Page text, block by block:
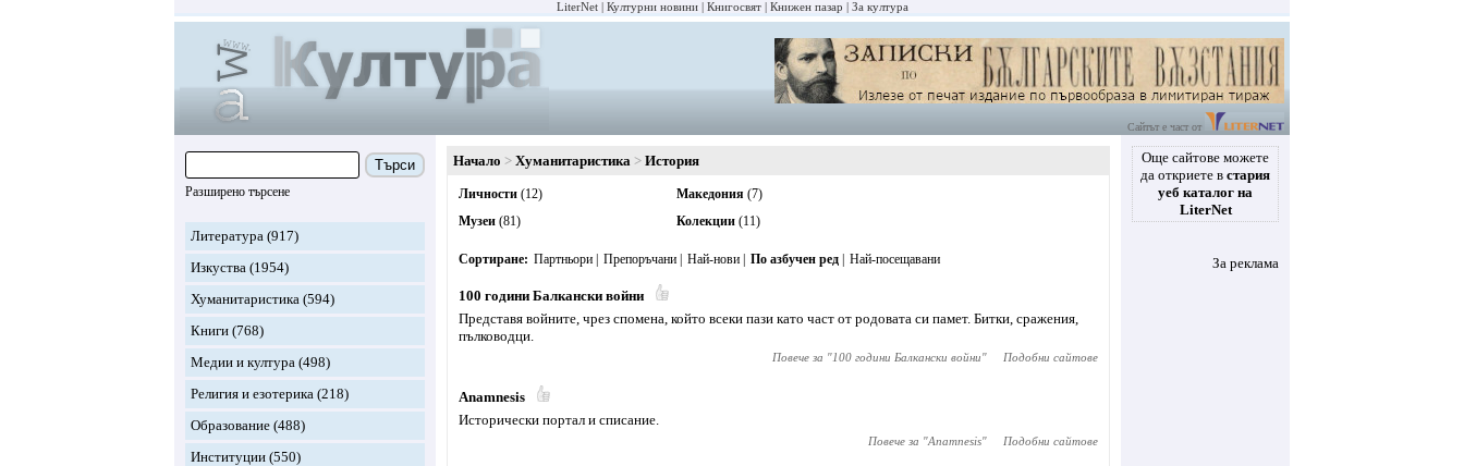
LiterNet Културни новини Книгосвят Книжен пазар За култура
Сайтът е част от
Търси
Разширено търсене
Литература (917)
Изкуства (1954)
Хуманитаристика (594)
Книги (768)
Медии и култура (498)
Религия и езотерика (218)
Образование (488)
Институции (550)
Начало Хуманитаристика История
Личности (12)
Музеи (81)
Македония (7)
Колекции(11)
Сортиране Партньори Препоръчани Най-нови По азбучен ред Най-посещавани
100 години Балкански войни
Представя войните, чрез спомена, който всеки пази като част от родовата си памет. Битки, сражения,
пълководци.
Повече за "100 години Балкански войни" Подобни сайтове
Anamnesis
Исторически портал и списание.
Повече за "Anamnesis" Подобни сайтове
Още сайтове можете
да откриете в стария
уеб каталог на
LiterNet
За реклама